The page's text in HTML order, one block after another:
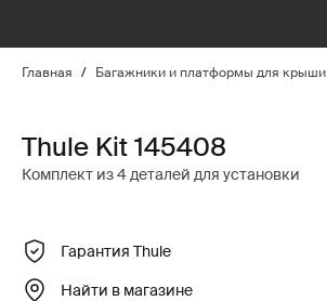
Главная / Багажники и платформы для крыши
Thule Kit 145408
Комплект из 4 деталей для установки
Гарантия Thule
Найти в магазине